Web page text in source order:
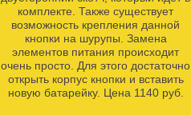
комплекте. Также существует
возможность крепления данной
кнопки на шурупы. Замена
элементов питания происходит
очень просто. Для этого достаточно
открыть корпус кнопки и вставить
новую батарейку. Цена 1140 руб.